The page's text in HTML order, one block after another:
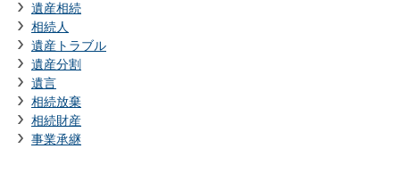
遺産相続
相続人
遺産トラブル
遺産分割
遺言
相続放棄
相続財産
事業承継